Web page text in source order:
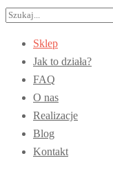
Szukaj:
Sklep
Jak to działa?
FAQ
O nas
Realizacje
Blog
Kontakt